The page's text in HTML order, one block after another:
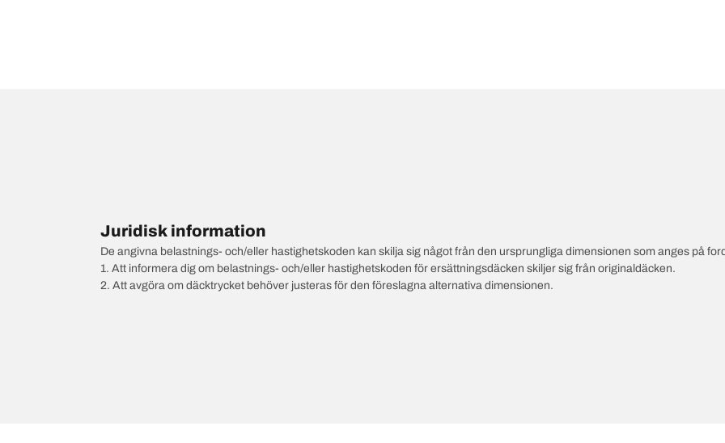
Juridisk information
De angivna belastnings- och/eller hastighetskoden kan skilja sig något från den ursprungliga dimensionen som anges på
1. Att informera dig om belastnings- och/eller hastighetskoden för ersättningsdäcken skiljer sig från originaldäcken.
2. Att avgöra om däcktrycket behöver justeras för den föreslagna alternativa dimensionen.